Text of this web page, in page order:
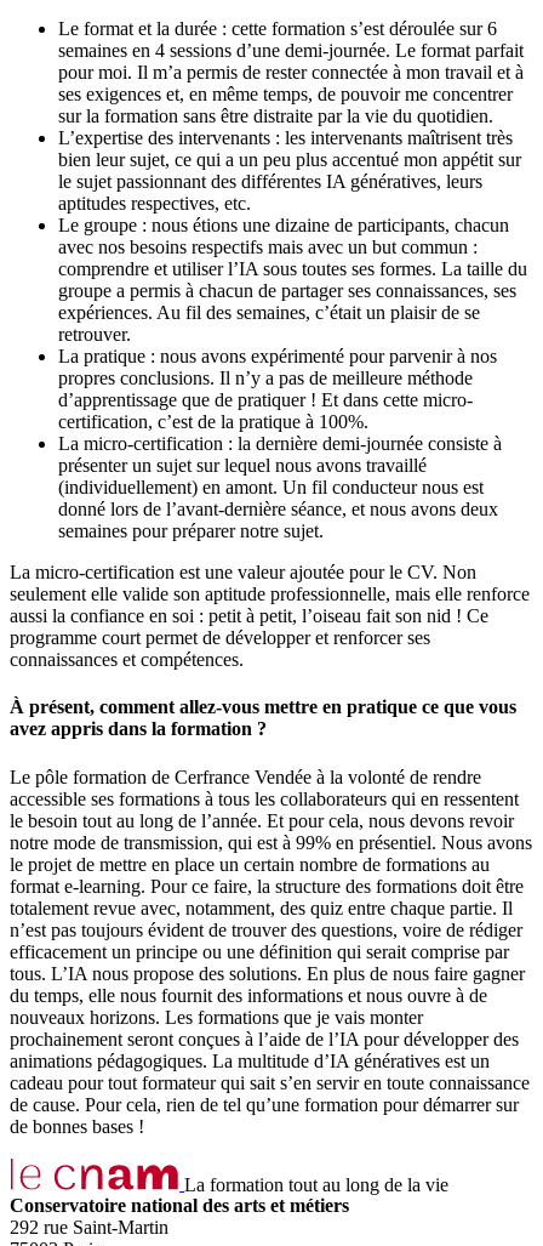
Le format et la durée : cette formation s’est déroulée sur 6
semaines en 4 sessions d’une demi-journée. Le format parfait
pour moi. Il m’a permis de rester connectée à mon travail et à
ses exigences et, en même temps, de pouvoir me concentrer
sur la formation sans être distraite par la vie du quotidien.
L’expertise des intervenants : les intervenants maîtrisent très
bien leur sujet, ce qui a un peu plus accentué mon appétit sur
le sujet passionnant des différentes IA génératives, leurs
aptitudes respectives, etc.
Le groupe : nous étions une dizaine de participants, chacun
avec nos besoins respectifs mais avec un but commun :
comprendre et utiliser l’IA sous toutes ses formes. La taille du
groupe a permis à chacun de partager ses connaissances, ses
expériences. Au fil des semaines, c’était un plaisir de se
retrouver.
La pratique : nous avons expérimenté pour parvenir à nos
propres conclusions. Il n’y a pas de meilleure méthode
d’apprentissage que de pratiquer ! Et dans cette micro-
certification, c’est de la pratique à 100%.
La micro-certification : la dernière demi-journée consiste à
présenter un sujet sur lequel nous avons travaillé
(individuellement) en amont. Un fil conducteur nous est
donné lors de l’avant-dernière séance, et nous avons deux
semaines pour préparer notre sujet.
La micro-certification est une valeur ajoutée pour le CV. Non
seulement elle valide son aptitude professionnelle, mais elle renforce
aussi la confiance en soi : petit à petit, l’oiseau fait son nid ! Ce
programme court permet de développer et renforcer ses
connaissances et compétences.
À présent, comment allez-vous mettre en pratique ce que vous
avez appris dans la formation ?
Le pôle formation de Cerfrance Vendée à la volonté de rendre
accessible ses formations à tous les collaborateurs qui en ressentent
le besoin tout au long de l’année. Et pour cela, nous devons revoir
notre mode de transmission, qui est à 99% en présentiel. Nous avons
le projet de mettre en place un certain nombre de formations au
format e-learning. Pour ce faire, la structure des formations doit être
totalement revue avec, notamment, des quiz entre chaque partie. Il
n’est pas toujours évident de trouver des questions, voire de rédiger
efficacement un principe ou une définition qui serait comprise par
tous. L’IA nous propose des solutions. En plus de nous faire gagner
du temps, elle nous fournit des informations et nous ouvre à de
nouveaux horizons. Les formations que je vais monter
prochainement seront conçues à l’aide de l’IA pour développer des
animations pédagogiques. La multitude d’IA génératives est un
cadeau pour tout formateur qui sait s’en servir en toute connaissance
de cause. Pour cela, rien de tel qu’une formation pour démarrer sur
de bonnes bases !
La formation tout au long de la vie
Conservatoire national des arts et métiers
292 rue Saint-Martin